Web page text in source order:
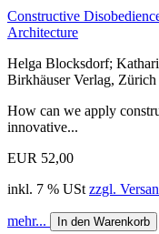
Constructive
Architecture
Helga Blocksdorf;
Birkhäuser Verlag, Zürich
How can we apply
innovative...
EUR 52,00
inkl. 7 % USt zzgl.
mehr... In den Warenkorb